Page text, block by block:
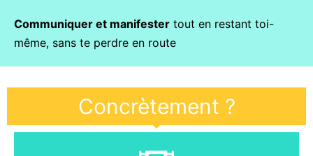
Communiquer et manifester tout en restant toi-
même, sans te perdre en route
Concrètement ?